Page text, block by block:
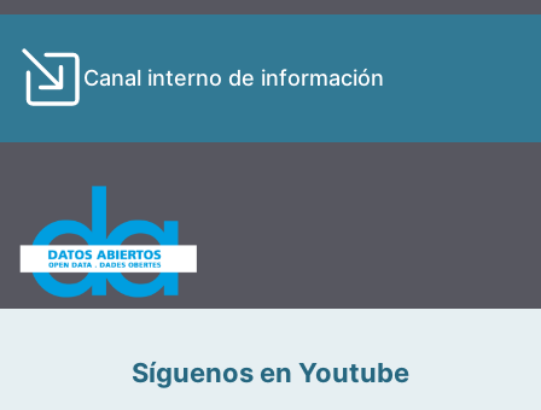
Canal interno de información
Síguenos en Youtube